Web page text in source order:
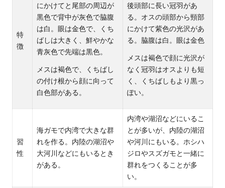
特
徴
にかけてと尾部の周辺が
黒色で背中が灰色で脇腹
は白。眼は金色で、くち
ばしは大きく、鮮やかな
青灰色で先端は黒色。
メスは褐色で、くちばし
の付け根から顔に向って
白色部がある。
後頭部に長い冠羽があ
る。オスの頭部から頸部
にかけて紫色の光沢があ
る。脇腹は白。眼は金色
メスは褐色で顔に光沢が
なく冠羽はオスよりも短
く、くちばしもより黒っ
ぽい。
習
性
海ガモで内湾で大きな群
れを作る。内陸の湖沼や
大河川などにもいるとき
がある。
内湾や湖沼などにいるこ
とが多いが、内陸の湖沼
や河川にもいる。ホシハ
ジロやスズガモと一緒に
群れをつくることが多
い。